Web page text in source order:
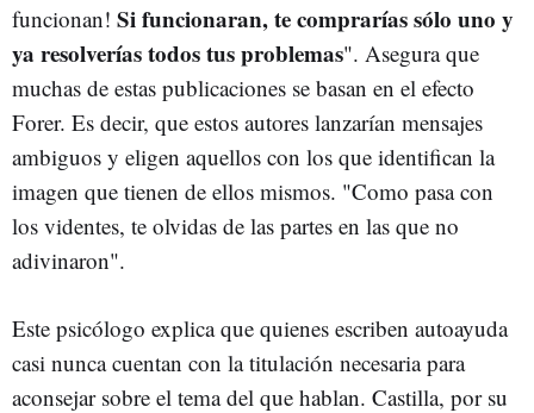
funcionan! Si funcionaran, te comprarías sólo uno y
ya resolverías todos tus problemas". Asegura que
muchas de estas publicaciones se basan en el efecto
Forer. Es decir, que estos autores lanzarían mensajes
ambiguos y eligen aquellos con los que identifican la
imagen que tienen de ellos mismos. "Como pasa con
los videntes, te olvidas de las partes en las que no
adivinaron".
Este psicólogo explica que quienes escriben autoayuda
casi nunca cuentan con la titulación necesaria para
aconsejar sobre el tema del que hablan. Castilla, por su